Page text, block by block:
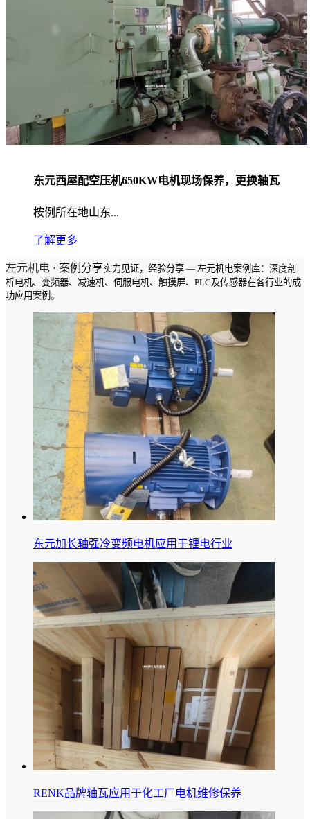
东元西屋配空压机650KW电机现场保养，更换轴瓦
桉例所在地山东...
了解更多
左元机电 · 案例分享实力见证，经验分享 — 左元机电案例库：深度剖
析电机、变频器、减速机、伺服电机、触摸屏、PLC及传感器在各行业的成
功应用案例。
东元加长轴强冷变频电机应用于锂电行业
RENK品牌轴瓦应用于化工厂电机维修保养